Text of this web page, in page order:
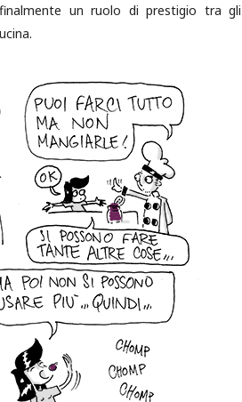
un ruolo di prestigio tra gli